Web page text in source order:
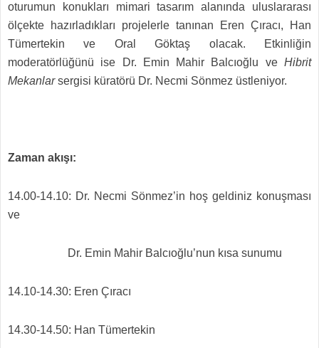
oturumun konukları mimari tasarım alanında uluslararası
ölçekte hazırladıkları projelerle tanınan Eren Çıracı, Han
Tümertekin ve Oral Göktaş olacak. Etkinliğin
moderatörlüğünü ise Dr. Emin Mahir Balcıoğlu ve Hibrit
Mekanlarsergisi küratörü Dr. Necmi Sönmez üstleniyor.
Zaman akışı:
14.00-14.10: Dr. Necmi Sönmez’in hoş geldiniz konuşması
ve
Dr. Emin Mahir Balcıoğlu’nun kısa sunumu
14.10-14.30: Eren Çıracı
14.30-14.50: Han Tümertekin